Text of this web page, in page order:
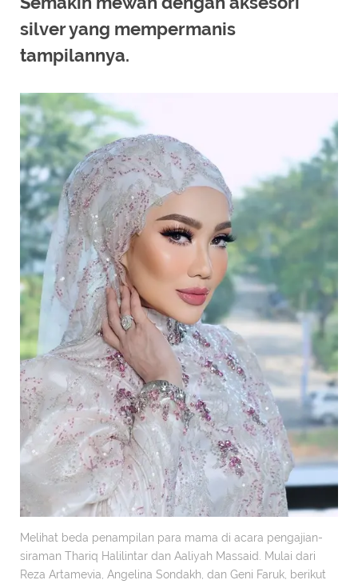
silver yang mempermanis
tampilannya.
Melihat beda penampilan para mama di acara pengajian-
siraman Thariq Halilintar dan Aaliyah Massaid. Mulai dari
Reza Artamevia, Angelina Sondakh, dan Geni Faruk, berikut